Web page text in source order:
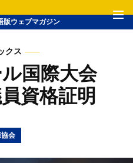
版ウェブマガジン
クス
国際大会
資格証明
協会